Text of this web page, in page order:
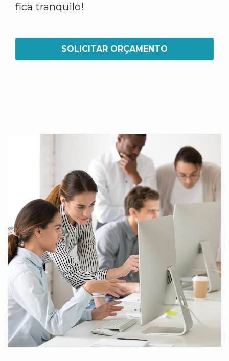
fica tranquilo!
SOLICITAR ORÇAMENTO